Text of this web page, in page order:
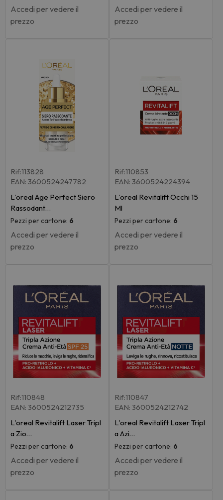
Accedi per vedere il
prezzo
Accedi per vedere il
prezzo
Rif:113828
EAN: 3600524247782
L'oreal Age Perfect Siero
Rassodant…
Pezzi per cartone: 6
Accedi per vedere il
prezzo
Rif:110853
EAN: 3600524224394
L'oreal Revitalift Occhi 15
Ml
Pezzi per cartone: 6
Accedi per vedere il
prezzo
Rif:110848
EAN: 3600524212735
L'oreal Revitalift Laser Tripl
a Zio…
Pezzi per cartone: 6
Accedi per vedere il
prezzo
Rif:110847
EAN: 3600524212742
L'oreal Revitalift Laser Tripl
a Azi…
Pezzi per cartone: 6
Accedi per vedere il
prezzo